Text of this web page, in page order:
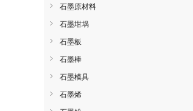
石墨原材料
石墨坩埚
石墨板
石墨棒
石墨模具
石墨烯